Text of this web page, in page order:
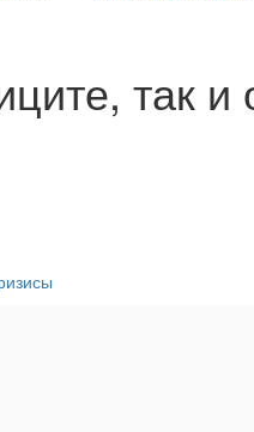
так и